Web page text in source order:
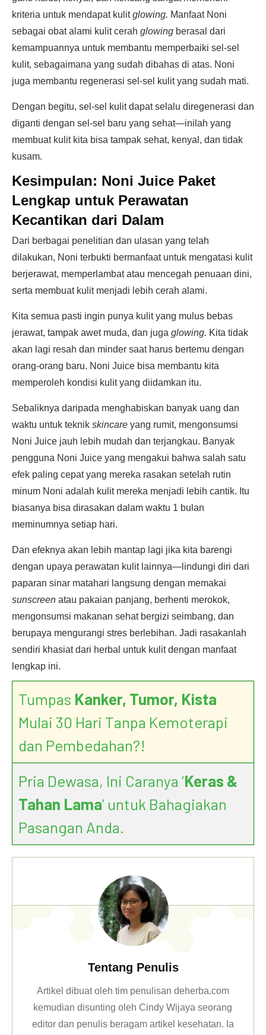
kriteria untuk mendapat kulitglowing. Manfaat Noni
sebagai obat alami kulit cerah glowing berasal dari
kemampuannya untuk membantu memperbaiki sel-sel
kulit, sebagaimana yang sudah dibahas di atas. Noni
juga membantu regenerasi sel-sel kulit yang sudah mati.
Dengan begitu, sel-sel kulit dapat selalu diregenerasi dan
diganti dengan sel-sel baru yang sehat—inilah yang
membuat kulit kita bisa tampak sehat, kenyal, dan tidak
kusam.
Kesimpulan: Noni Juice Paket
Lengkap untuk Perawatan
Kecantikan dari Dalam
Dari berbagai penelitian dan ulasan yang telah
dilakukan, Noni terbukti bermanfaat untuk mengatasi kulit
berjerawat, memperlambat atau mencegah penuaan dini,
serta membuat kulit menjadi lebih cerah alami.
Kita semua pasti ingin punya kulit yang mulus bebas
jerawat, tampak awet muda, dan juga glowing. Kita tidak
akan lagi resah dan minder saat harus bertemu dengan
orang-orang baru. Noni Juice bisa membantu kita
memperoleh kondisi kulit yang diidamkan itu.
Sebaliknya daripada menghabiskan banyak uang dan
waktu untuk teknik skincare yang rumit, mengonsumsi
Noni Juice jauh lebih mudah dan terjangkau. Banyak
pengguna Noni Juice yang mengakui bahwa salah satu
efek paling cepat yang mereka rasakan setelah rutin
minum Noni adalah kulit mereka menjadi lebih cantik. Itu
biasanya bisa dirasakan dalam waktu 1 bulan
meminumnya setiap hari.
Dan efeknya akan lebih mantap lagi jika kita barengi
dengan upaya perawatan kulit lainnya—lindungi diri dari
paparan sinar matahari langsung dengan memakai
sunscreen atau pakaian panjang, berhenti merokok,
mengonsumsi makanan sehat bergizi seimbang, dan
berupaya mengurangi stres berlebihan. Jadi rasakanlah
sendiri khasiat dari herbal untuk kulit dengan manfaat
lengkap ini.
Tumpas Kanker, Tumor, Kista
Mulai 30 Hari Tanpa Kemoterapi
dan Pembedahan?!
Pria Dewasa, Ini Caranya ‘Keras &
Tahan Lama’ untuk Bahagiakan
Pasangan Anda.
Tentang Penulis
Artikel dibuat oleh tim penulisan deherba.com
kemudian disunting oleh Cindy Wijaya seorang
editor dan penulis beragam artikel kesehatan. Ia